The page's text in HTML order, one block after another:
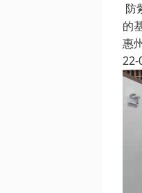
防
的
惠
22-